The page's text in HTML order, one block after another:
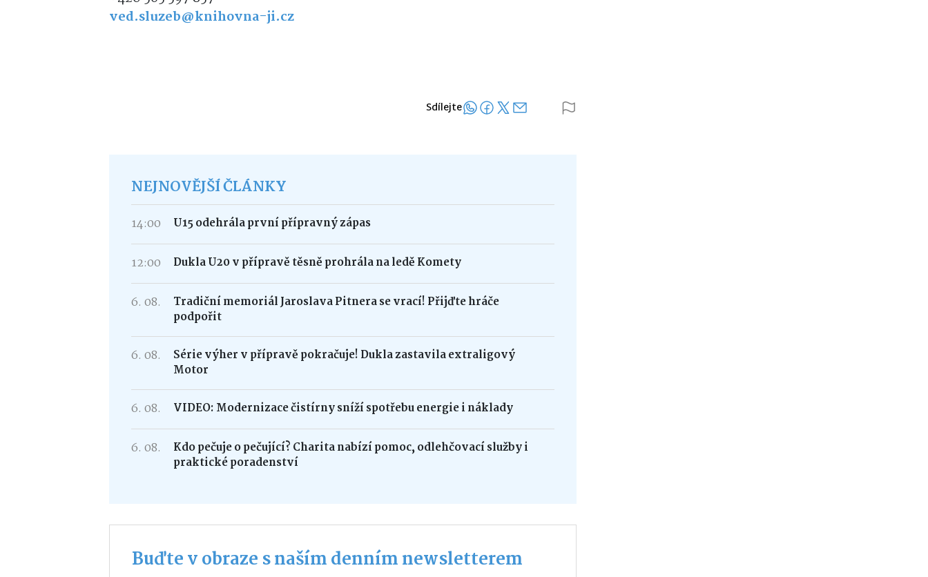
ved.sluzeb@knihovna-ji.cz
Sdílejte
NEJNOVĚJŠÍ ČLÁNKY
14:00 U15 odehrála první přípravný zápas
12:00 Dukla U20 v přípravě těsně prohrála na ledě Komety
6. 08.
Tradiční memoriál Jaroslava Pitnera se vrací! Přijďte hráče
podpořit
6. 08.
Série výher v přípravě pokračuje! Dukla zastavila extraligový
Motor
6. 08. VIDEO: Modernizace čistírny sníží spotřebu energie i náklady
6. 08.
Kdo pečuje o pečující? Charita nabízí pomoc, odlehčovací služby i
praktické poradenství
Buďte v obraze s naším denním newsletterem